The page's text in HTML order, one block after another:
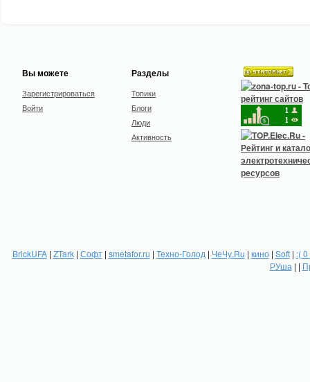
Вы можете
Зарегистрироваться
Войти
Разделы
Топики
Блоги
Люди
Активность
BrickUFA| ZTark| Софт| smetafor.ru | Техно-Голод | ЧеЧу.Ru | кино| Soft| :(
РУша | |